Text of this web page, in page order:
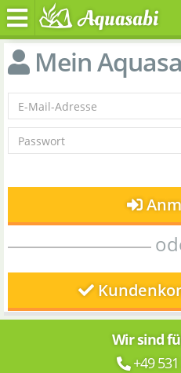
Mein
Wir sind
+49